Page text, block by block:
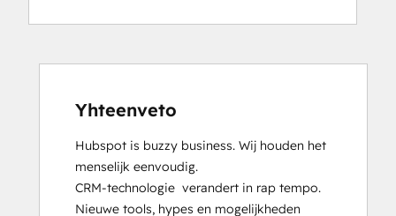
Bootcamp
Content Marketing
Data Integrations Certification
Digital Marketing
Email Marketing Certification
Frictionless Sales
Guided Client Onboarding
Yhteenveto
Hubspot is buzzy business. Wij houden het
menselijk eenvoudig.
CRM-technologie  verandert in rap tempo.
Nieuwe tools, hypes en mogelijkheden